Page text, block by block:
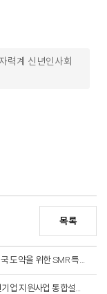
력계 신년인사회
목록
[성명서] 한국자력산업협회, SMR 선도국 도약을 위한 SMR 특별법 국회 통과 환영
[보도자료] 원자력산업협회, ‘2026 원전기업 지원사업 통합설명회’ 개최